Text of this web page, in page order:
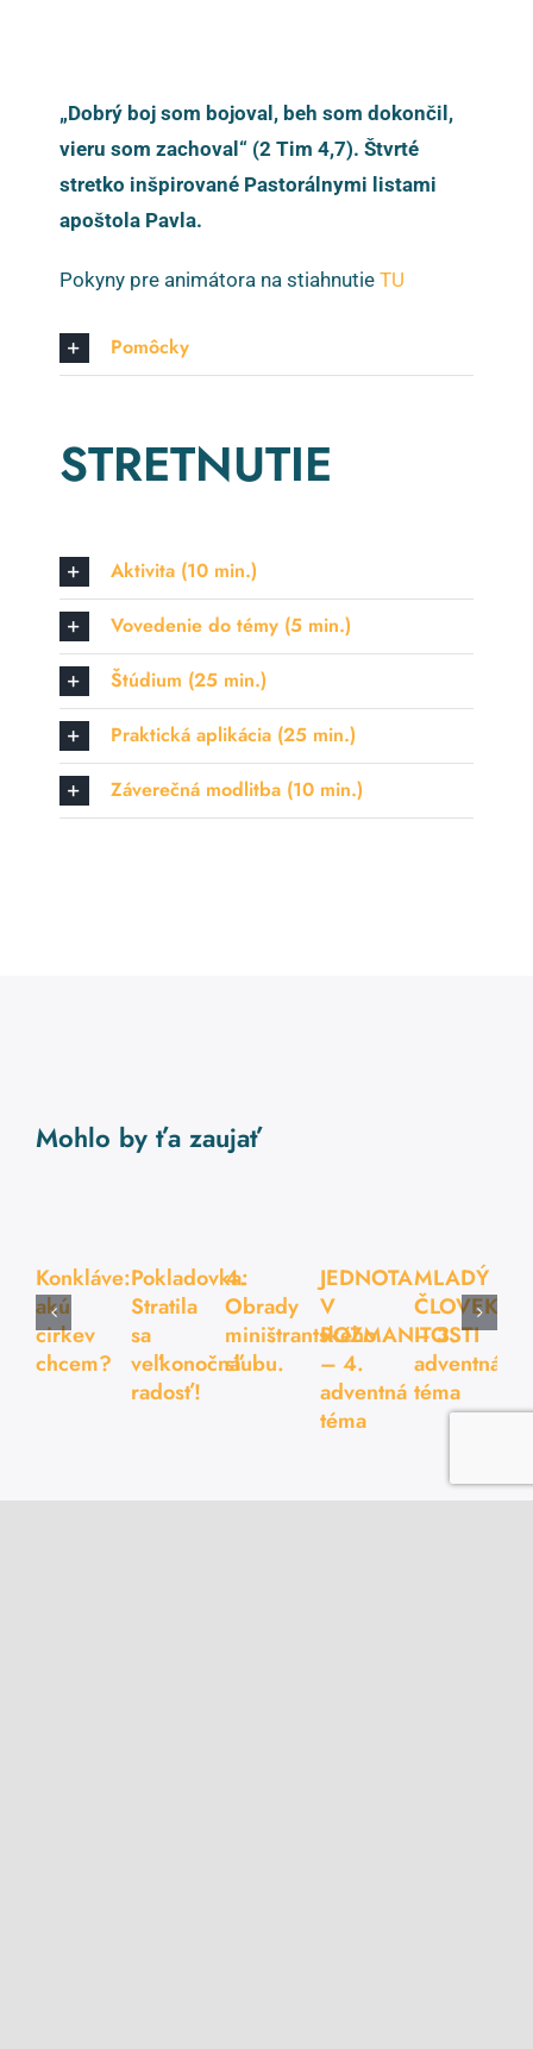
„Dobrý boj som bojoval, beh som dokončil,
vieru som zachoval“ (2 Tim 4,7). Štvrté
stretko inšpirované Pastorálnymi listami
apoštola Pavla.
Pokyny pre animátora na stiahnutie TU
Pomôcky
STRETNUTIE
Aktivita (10 min.)
Vovedenie do témy (5 min.)
Štúdium (25 min.)
Praktická aplikácia (25 min.)
Záverečná modlitba (10 min.)
Mohlo by ťa zaujať
Konkláve:
akú
cirkev
chcem?
Pokladovka:
Stratila
sa
veľkonočná
radosť!
4.
Obrady
miništrantského
sľubu.
JEDNOTA
V
ROZMANITOSTI
– 4.
adventná
téma
MLADÝ
ČLOVEK
– 3.
adventná
téma